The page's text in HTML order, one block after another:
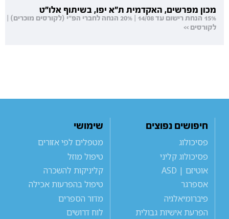
מכון מפרשים, האקדמית ת"א יפו, בשיתוף אלו"ט
15% הנחת רישום עד 14/08 | 20% הנחה לחברי הפ"י (לקורסים מוכרים) |
לקורסים >>
חיפושים נפוצים
פסיכולוג
פסיכולוג קליני
אוטיזם | ASD
אספרגר
פיברומיאלגיה
הפרעת אישיות גבולית
שימושי
מטפלים לפי אזורים
טיפול מוזל
קליניקות להשכרה
טיפול בהפרעות אכילה
מדור הספרים
לוח דרושים